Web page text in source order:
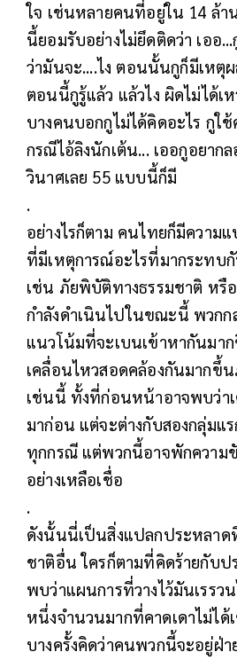
ใจ เช่นหลายคนที่อยู่ใน 14 ล้า
นี้ยอมรับอย่างไม่ยึดติดว่า เออ
ว่ามันจะ....ไง ตอนนั้นกูก็มีเหตุ
ตอนนี้กูรู้แล้ว แล้วไง ผิดไม่ได้เ
บางคนบอกกูไม่ได้คิดอะไร กูใช้
กรณีไอ้ลิงนักเต้น... เออกูอยากล
วินาศเลย 55 แบบนี้ก็มี
.
อย่างไรก็ตาม คนไทยก็มีความ
ที่มีเหตุการณ์อะไรที่มากระทบ
เช่น ภัยพิบัติทางธรรมชาติ หรื
กำลังดำเนินไปในขณะนี้ พวก
แนวโน้มที่จะเบนเข้าหากันมา
เคลื่อนไหวสอดคล้องกันมากขึ้
เช่นนี้ ทั้งที่ก่อนหน้าอาจพบว่า
มาก่อน แต่จะต่างกับสองกลุ่มแ
ทุกกรณี แต่พวกนี้อาจพักความ
อย่างเหลือเชื่อ
.
ดังนั้นนี่เป็นสิ่งแปลกประหลาด
ชาติอื่น ใครก็ตามที่คิดร้ายกับป
พบว่าแผนการที่วางไว้มันเรรว
หนึ่งจำนวนมากที่คาดเดาไม่ไ
บางครั้งคิดว่าคนพวกนี้จะอยู่ฝ่